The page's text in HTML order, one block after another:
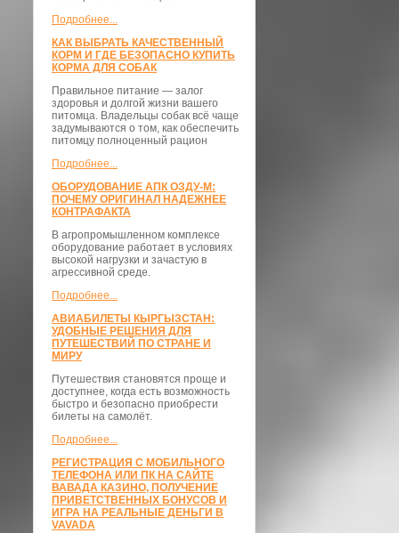
Подробнее...
КАК ВЫБРАТЬ КАЧЕСТВЕННЫЙ
КОРМ И ГДЕ БЕЗОПАСНО КУПИТЬ
КОРМА ДЛЯ СОБАК
Правильное питание — залог
здоровья и долгой жизни вашего
питомца. Владельцы собак всё чаще
задумываются о том, как обеспечить
питомцу полноценный рацион
Подробнее...
ОБОРУДОВАНИЕ АПК ОЗДУ-М:
ПОЧЕМУ ОРИГИНАЛ НАДЕЖНЕЕ
КОНТРАФАКТА
В агропромышленном комплексе
оборудование работает в условиях
высокой нагрузки и зачастую в
агрессивной среде.
Подробнее...
АВИАБИЛЕТЫ КЫРГЫЗСТАН:
УДОБНЫЕ РЕШЕНИЯ ДЛЯ
ПУТЕШЕСТВИЙ ПО СТРАНЕ И
МИРУ
Путешествия становятся проще и
доступнее, когда есть возможность
быстро и безопасно приобрести
билеты на самолёт.
Подробнее...
РЕГИСТРАЦИЯ С МОБИЛЬНОГО
ТЕЛЕФОНА ИЛИ ПК НА САЙТЕ
ВАВАДА КАЗИНО, ПОЛУЧЕНИЕ
ПРИВЕТСТВЕННЫХ БОНУСОВ И
ИГРА НА РЕАЛЬНЫЕ ДЕНЬГИ В
VAVADA